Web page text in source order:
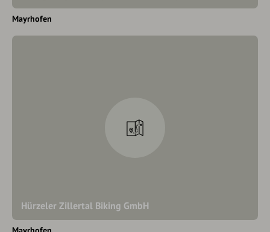
Mayrhofen
Hürzeler Zillertal Biking GmbH